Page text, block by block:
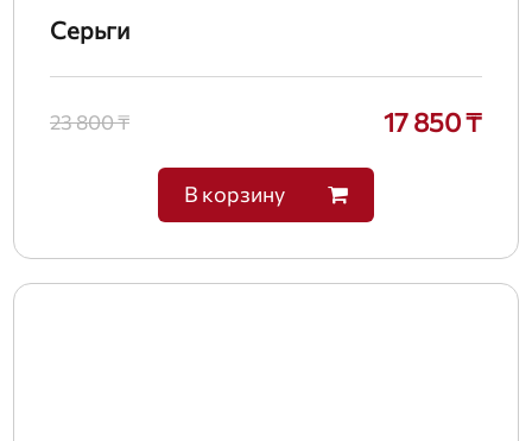
Серьги
23 800 ₸ 17 850 ₸
В корзину